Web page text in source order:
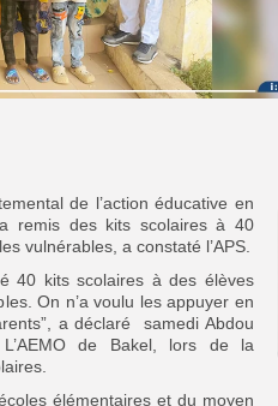
de l’action éducative en
remis des kits scolaires à 40
vulnérables, a constaté l’APS.
40 kits scolaires à des élèves
On n’a voulu les appuyer en
a déclaré samedi Abdou
de Bakel, lors de la
élémentaires et du moyen